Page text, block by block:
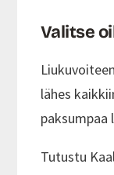
Valitse
lähes
Tutustu